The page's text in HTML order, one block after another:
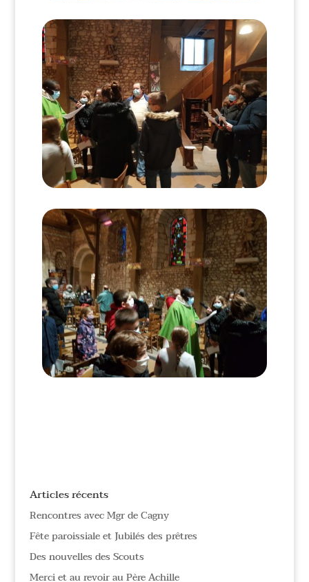
Articles récents
Rencontres avec Mgr de Cagny
Fête paroissiale et Jubilés des prêtres
Des nouvelles des Scouts
Merci et au revoir au Père Achille